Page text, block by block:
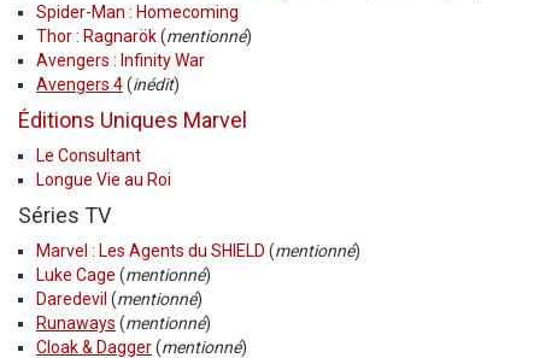
Spider-Man : Homecoming
Thor : Ragnarök(mentionné)
Avengers : Infinity War
Avengers 4(inédit)
Éditions Uniques Marvel
Le Consultant
Longue Vie au Roi
Séries TV
Marvel : Les Agents du SHIELD (mentionné)
Luke Cage (mentionné)
Daredevil (mentionné)
Runaways (mentionné)
Cloak & Dagger(mentionné)